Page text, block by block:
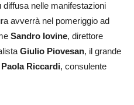
diffusa nelle manifestazioni
avverrà nel pomeriggio ad
Sandro Iovine, direttore
Giulio Piovesan, il grande
Paola Riccardi, consulente